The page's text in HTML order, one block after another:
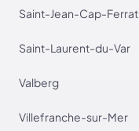
Saint-Jean-Cap-Ferrat
Saint-Laurent-du-Var
Valberg
Villefranche-sur-Mer